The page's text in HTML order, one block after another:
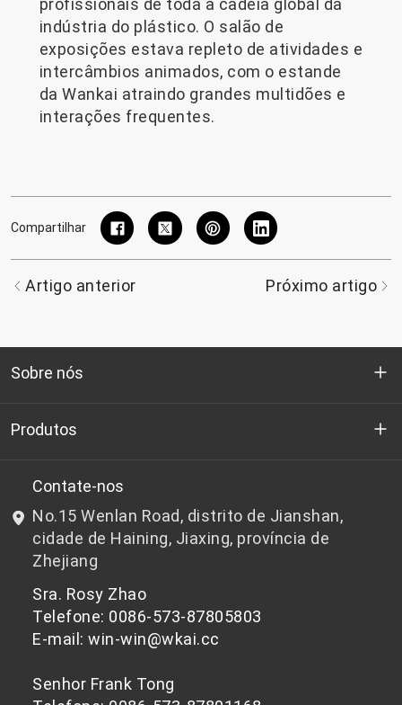
profissionais de toda a cadeia global da
indústria do plástico. O salão de
exposições estava repleto de atividades e
intercâmbios animados, com o estande
da Wankai atraindo grandes multidões e
interações frequentes.
Compartilhar
Artigo anterior Próximo artigo
Sobre nós
Quem somos
P&D
Notícias e Eventos
política de Privacidade
Produtos
Chips de PET de qualidade para garrafas
Chips de PET não adequados para garrafas
Contate-nos
No.15 Wenlan Road, distrito de Jianshan,
cidade de Haining, Jiaxing, província de
Zhejiang
Sra. Rosy Zhao
Telefone: 0086-573-87805803
E-mail: win-win@wkai.cc
Senhor Frank Tong